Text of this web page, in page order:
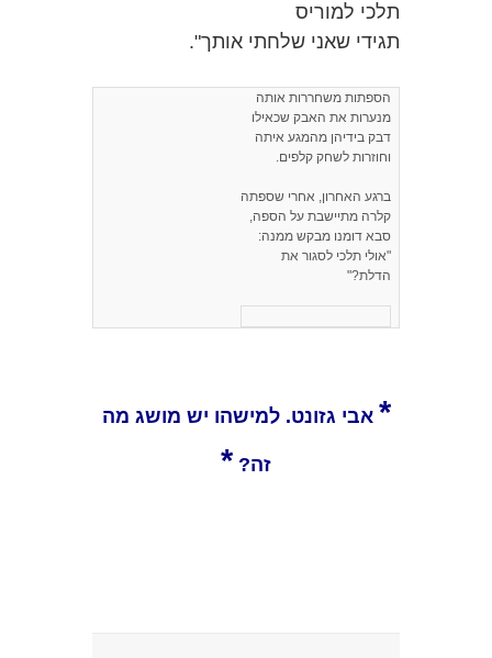
תלכי למוריס
תגידי שאני שלחתי אותך".
הספתות משחררות אותה
מנערות את האבק שכאילו
דבק בידיהן מהמגע איתה
וחוזרות לשחק קלפים.
ברגע האחרון, אחרי שספתה
קלרה מתיישבת על הספה,
סבא דומנו מבקש ממנה:
"אולי תלכי לסגור את
הדלת?"
* אבי גזונט. למישהו יש מושג מה
זה? *